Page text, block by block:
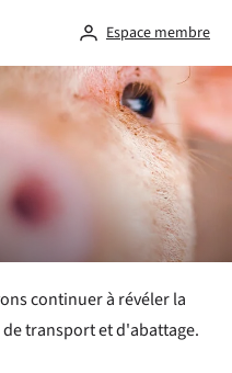
Espace membre
continuer à révéler la
transport et d'abattage.